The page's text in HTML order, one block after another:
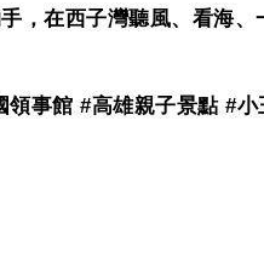
，在西子灣聽風、看海、
領事館 #高雄親子景點#小